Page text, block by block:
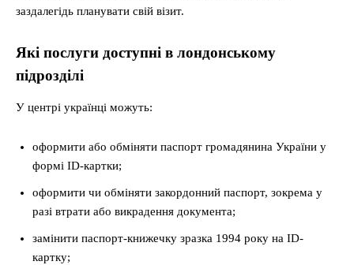
заздалегідь планувати свій візит.
Які послуги доступні в лондонському
підрозділі
У центрі українці можуть:
оформити або обміняти паспорт громадянина України у
формі ID-картки;
оформити чи обміняти закордонний паспорт, зокрема у
разі втрати або викрадення документа;
замінити паспорт-книжечку зразка 1994 року на ID-
картку;